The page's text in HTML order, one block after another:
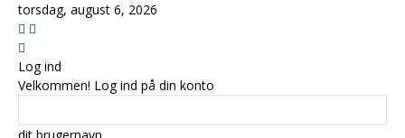
torsdag, august 6, 2026
Log ind
Velkommen! Log ind på din konto